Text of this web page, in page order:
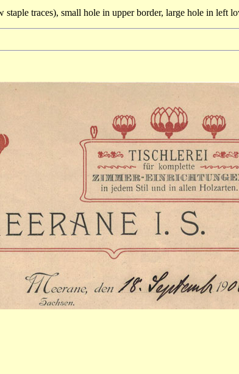
traces), small hole in upper border, large hole in left